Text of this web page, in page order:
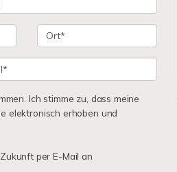
Ich stimme zu, dass meine
elektronisch erhoben und
per E-Mail an